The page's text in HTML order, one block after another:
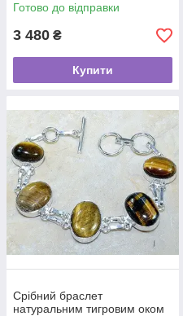
Готово до відправки
3 480 ₴
Купити
Срібний браслет
натуральним тигровим оком